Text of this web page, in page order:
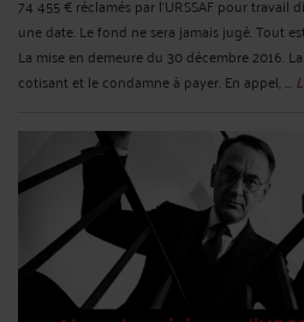
74 455 € réclamés par l'URSSAF pour travail
une date. Le fond ne sera jamais jugé. Tout
La mise en demeure du 30 décembre 2016.
cotisant et le condamne à payer. En appel, ...